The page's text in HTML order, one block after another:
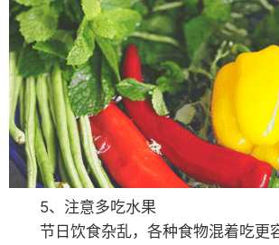
5、注意多吃水果
节日饮食杂乱，各种食物混着吃更